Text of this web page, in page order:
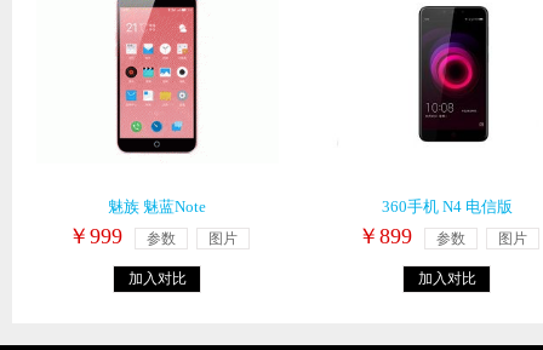
魅族 魅蓝Note
￥999 参数 图片
加入对比
360手机 N4 电信版
￥899 参数 图片
加入对比